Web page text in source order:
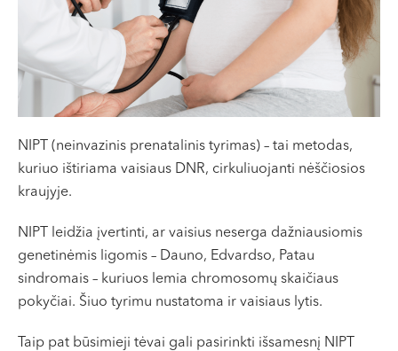
Klaipėda
Dragūnų g. 2
Darbo laikas:
I-V 08:00 - 20:00
VI, VII --
Naujoji Uosto g. 9
Darbo laikas:
I-V 08:00 - 20:00
VI 09:00 - 15:00
VII --
Kretinga
NIPT (neinvazinis prenatalinis tyrimas) – tai metodas,
kuriuo ištiriama vaisiaus DNR, cirkuliuojanti nėščiosios
kraujyje.
NIPT leidžia įvertinti, ar vaisius neserga dažniausiomis
genetinėmis ligomis – Dauno, Edvardso, Patau
sindromais – kuriuos lemia chromosomų skaičiaus
pokyčiai. Šiuo tyrimu nustatoma ir vaisiaus lytis.
Taip pat būsimieji tėvai gali pasirinkti išsamesnį NIPT